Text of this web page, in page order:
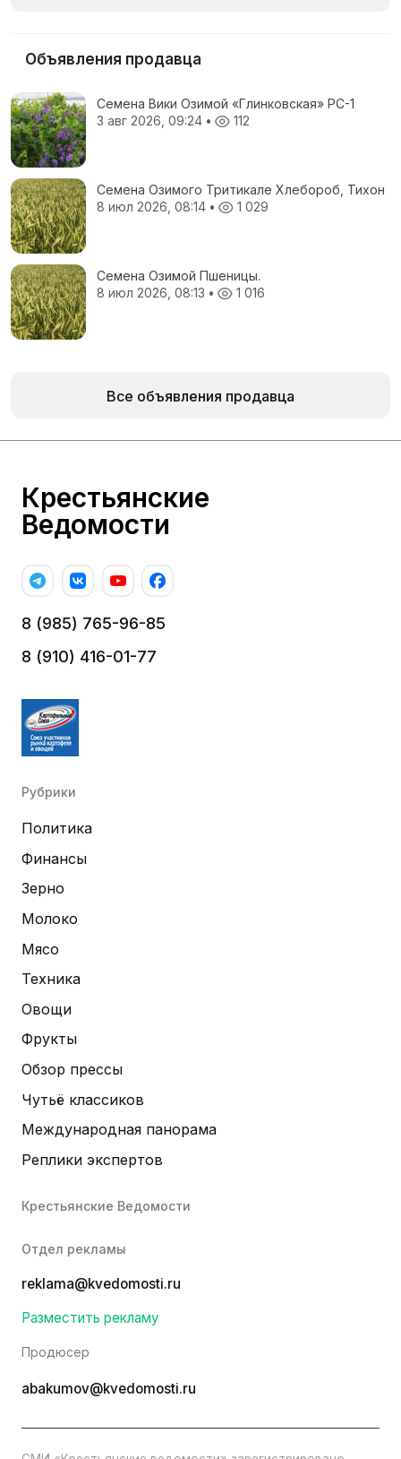
Объявления продавца
Семена Вики Озимой «Глинковская» РС-1
3 авг 2026, 09:24 • 112
Семена Озимого Тритикале Хлебороб, Тихон
8 июл 2026, 08:14 • 1 029
Семена Озимой Пшеницы.
8 июл 2026, 08:13 • 1 016
Все объявления продавца
Крестьянские
Ведомости
8 (985) 765-96-85
8 (910) 416-01-77
Рубрики
Политика
Финансы
Зерно
Молоко
Мясо
Техника
Овощи
Фрукты
Обзор прессы
Чутьё классиков
Международная панорама
Реплики экспертов
Крестьянские Ведомости
Отдел рекламы
reklama@kvedomosti.ru
Разместить рекламу
Продюсер
abakumov@kvedomosti.ru